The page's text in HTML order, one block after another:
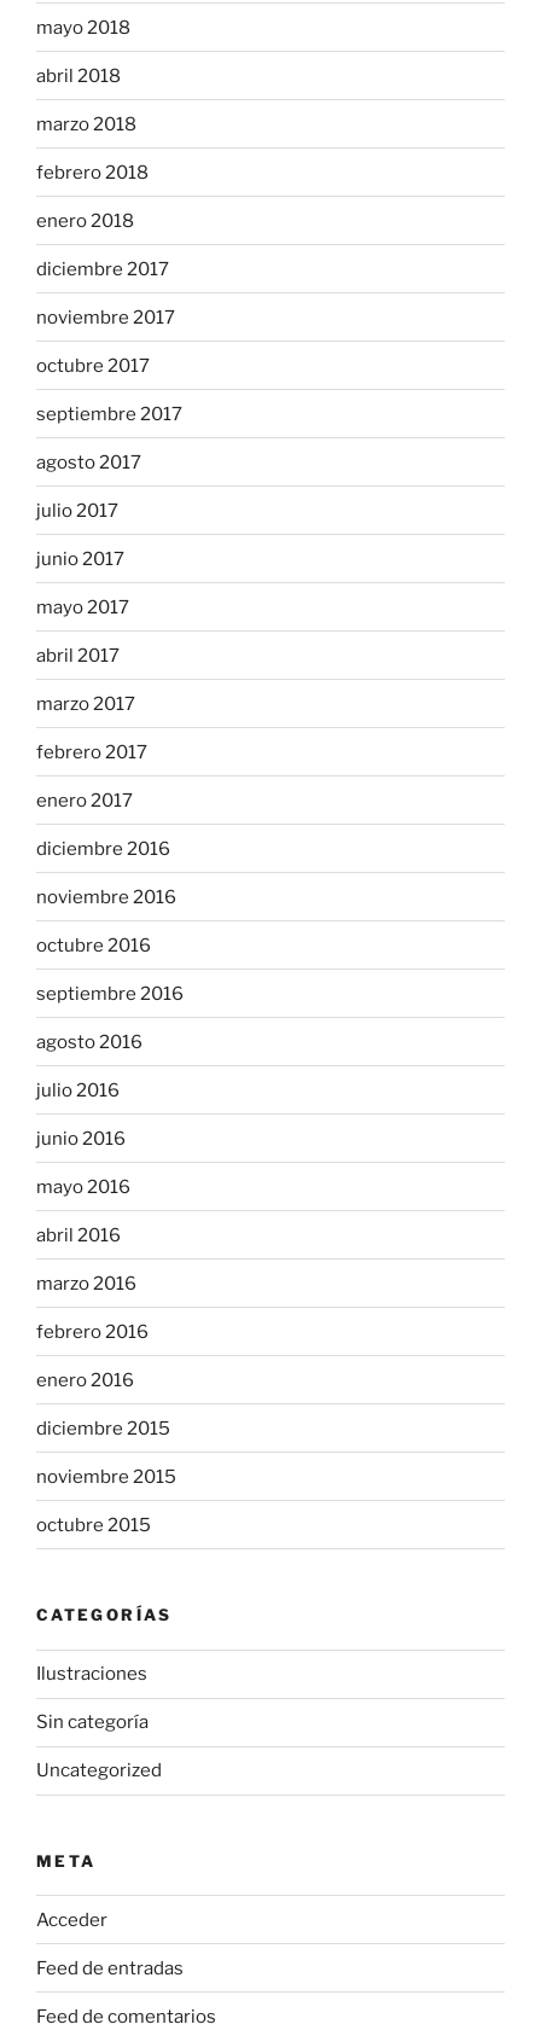
mayo 2018
abril 2018
marzo 2018
febrero 2018
enero 2018
diciembre 2017
noviembre 2017
octubre 2017
septiembre 2017
agosto 2017
julio 2017
junio 2017
mayo 2017
abril 2017
marzo 2017
febrero 2017
enero 2017
diciembre 2016
noviembre 2016
octubre 2016
septiembre 2016
agosto 2016
julio 2016
junio 2016
mayo 2016
abril 2016
marzo 2016
febrero 2016
enero 2016
diciembre 2015
noviembre 2015
octubre 2015
CATEGORÍAS
Ilustraciones
Sin categoría
Uncategorized
META
Acceder
Feed de entradas
Feed de comentarios